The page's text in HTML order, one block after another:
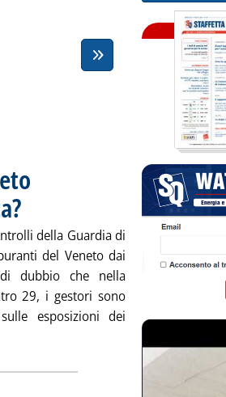
. Pubblicata lunedì 31 marzo 2008 alle 15.39.
della Guardia di
del Veneto dai
dubbio che nella
29, i gestori sono
esposizioni dei